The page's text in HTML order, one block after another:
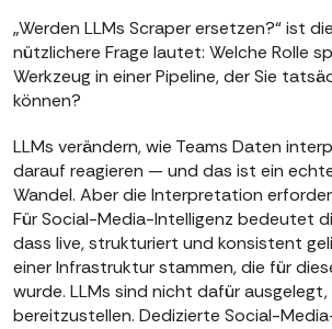
„Werden LLMs Scraper ersetzen?“ ist
nützlichere Frage lautet: Welche Rolle
Werkzeug in einer Pipeline, der Sie
können?
LLMs verändern, wie Teams Daten
darauf reagieren — und das ist ein
Wandel. Aber die Interpretation
Für Social-Media-Intelligenz bedeutet
dass live, strukturiert und konsistent
einer Infrastruktur stammen, die für
wurde. LLMs sind nicht dafür ausgelegt,
bereitzustellen. Dedizierte Social-